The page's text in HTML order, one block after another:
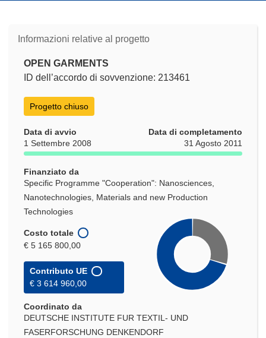
Informazioni relative al progetto
OPEN GARMENTS
ID dell’accordo di sovvenzione: 213461
Progetto chiuso
Data di avvio
1 Settembre 2008
Data di completamento
31 Agosto 2011
Finanziato da
Specific Programme "Cooperation": Nanosciences,
Nanotechnologies, Materials and new Production
Technologies
Costo totale
€ 5 165 800,00
Contributo UE
€ 3 614 960,00
Coordinato da
DEUTSCHE INSTITUTE FUR TEXTIL- UND
FASERFORSCHUNG DENKENDORF